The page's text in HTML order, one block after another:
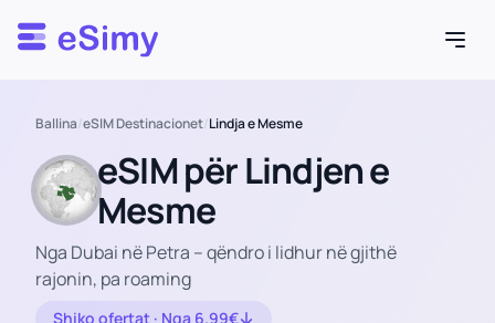
Esimy
Ballina/eSIM Destinacionet/Lindja e Mesme
eSIM për Lindjen e
Mesme
Nga Dubai në Petra – qëndro i lidhur në gjithë
rajonin, pa roaming
Shiko ofertat · Nga 6.99€